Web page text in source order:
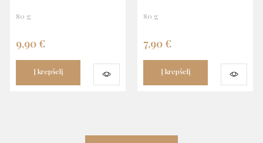
80 g
9,90 €
Į krepšelį
80 g
7,90 €
Į krepšelį